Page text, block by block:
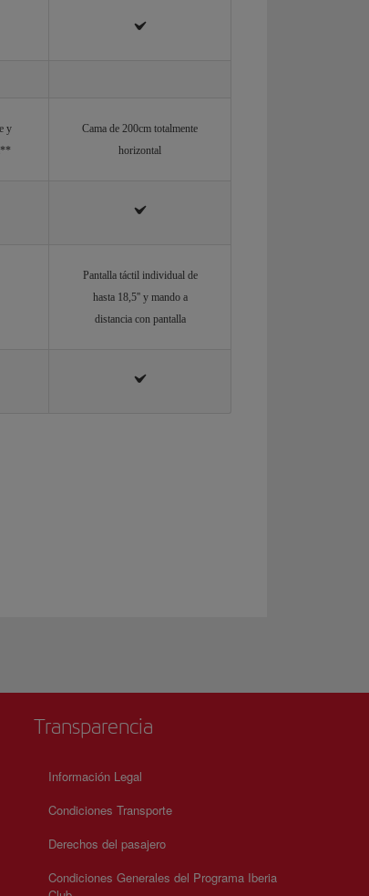
y
Cama de 200cm totalmente
horizontal
Pantalla táctil individual de
hasta 18,5'' y mando a
distancia con pantalla
Transparencia
Información Legal
Condiciones Transporte
Derechos del pasajero
Condiciones Generales del Programa Iberia